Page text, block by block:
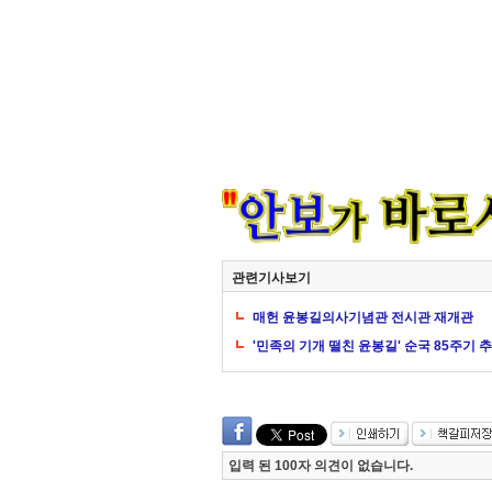
관련기사보기
매헌 윤봉길의사기념관 전시관 재개관
'민족의 기개 떨친 윤봉길' 순국 85주기
입력 된 100자 의견이 없습니다.